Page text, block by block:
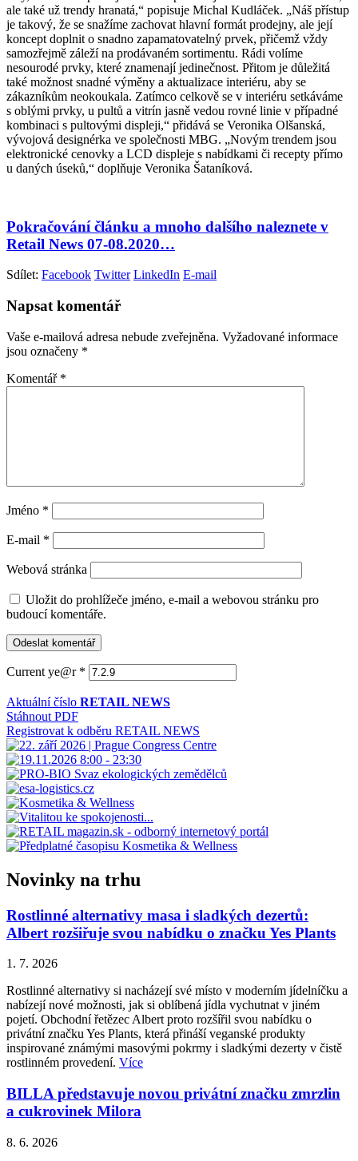
ale také už trendy hranatá,“ popisuje Michal Kudláček. „Náš přístup
je takový, že se snažíme zachovat hlavní formát prodejny, ale její
koncept doplnit o snadno zapamatovatelný prvek, přičemž vždy
samozřejmě záleží na prodávaném sortimentu. Rádi volíme
nesourodé prvky, které znamenají jedinečnost. Přitom je důležitá
také možnost snadné výměny a aktualizace interiéru, aby se
zákazníkům neokoukala. Zatímco celkově se v interiéru setkáváme
s oblými prvky, u pultů a vitrín jasně vedou rovné linie v případné
kombinaci s pultovými displeji,“ přidává se Veronika Olšanská,
vývojová designérka ve společnosti MBG. „Novým trendem jsou
elektronické cenovky a LCD displeje s nabídkami či recepty přímo
u daných úseků,“ doplňuje Veronika Šataníková.
Pokračování článku a mnoho dalšího naleznete v
Retail News 07-08.2020…
Sdílet: Facebook Twitter LinkedIn E-mail
Napsat komentář
Vaše e-mailová adresa nebude zveřejněna. Vyžadované informace
jsou označeny *
Komentář *
Jméno *
E-mail *
Webová stránka
Uložit do prohlížeče jméno, e-mail a webovou stránku pro
budoucí komentáře.
Current ye@r *
Aktuální číslo RETAIL NEWS
Stáhnout PDF
Registrovat k odběru RETAIL NEWS
Novinky na trhu
Rostlinné alternativy masa i sladkých dezertů:
Albert rozšiřuje svou nabídku o značku Yes Plants
1. 7. 2026
Rostlinné alternativy si nacházejí své místo v moderním jídelníčku a
nabízejí nové možnosti, jak si oblíbená jídla vychutnat v jiném
pojetí. Obchodní řetězec Albert proto rozšířil svou nabídku o
privátní značku Yes Plants, která přináší veganské produkty
inspirované známými masovými pokrmy i sladkými dezerty v čistě
rostlinném provedení. Více
BILLA představuje novou privátní značku zmrzlin
a cukrovinek Milora
8. 6. 2026